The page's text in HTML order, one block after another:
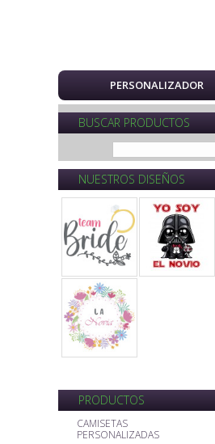
PERSONALIZADOR
BUSCAR PRODUCTOS
NUESTROS DISEÑOS
PRODUCTOS
CAMISETAS
PERSONALIZADAS